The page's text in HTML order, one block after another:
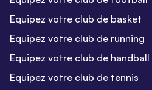
Equipez votre club de basket
Equipez votre club de running
Equipez votre club de handball
Equipez votre club de tennis